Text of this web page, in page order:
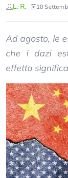
L. R. 10
Ad agosto, le
che i dazi
effetto